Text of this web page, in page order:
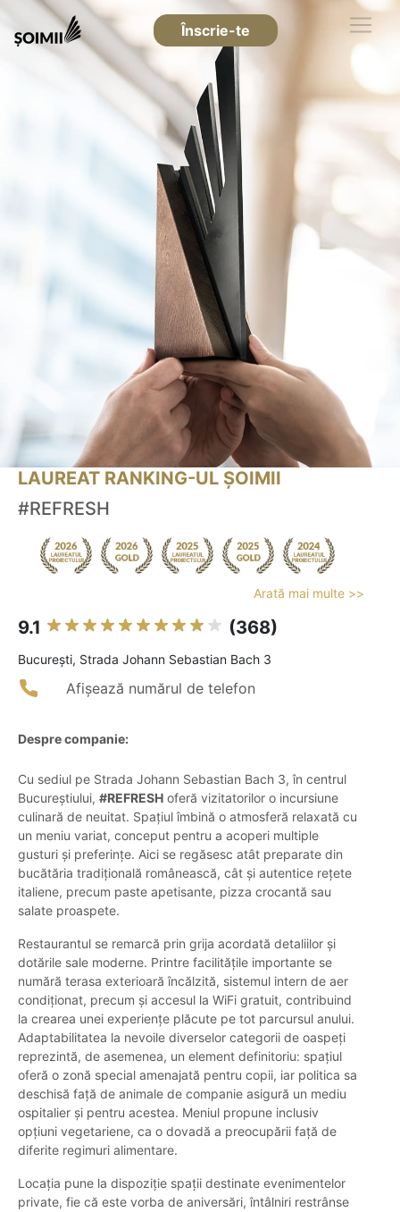
Înscrie-te
LAUREAT RANKING-UL ȘOIMII
#REFRESH
Arată mai multe >>
9.1 (368)
Bucureşti, Strada Johann Sebastian Bach 3
Afișează numărul de telefon
Despre companie:
Cu sediul pe Strada Johann Sebastian Bach 3, în centrul
Bucureștiului, #REFRESH oferă vizitatorilor o incursiune
culinară de neuitat. Spațiul îmbină o atmosferă relaxată cu
un meniu variat, conceput pentru a acoperi multiple
gusturi și preferințe. Aici se regăsesc atât preparate din
bucătăria tradițională românească, cât și autentice rețete
italiene, precum paste apetisante, pizza crocantă sau
salate proaspete.
Restaurantul se remarcă prin grija acordată detaliilor și
dotările sale moderne. Printre facilitățile importante se
numără terasa exterioară încălzită, sistemul intern de aer
condiționat, precum și accesul la WiFi gratuit, contribuind
la crearea unei experiențe plăcute pe tot parcursul anului.
Adaptabilitatea la nevoile diverselor categorii de oaspeți
reprezintă, de asemenea, un element definitoriu: spațiul
oferă o zonă special amenajată pentru copii, iar politica sa
deschisă față de animale de companie asigură un mediu
ospitalier și pentru acestea. Meniul propune inclusiv
opțiuni vegetariene, ca o dovadă a preocupării față de
diferite regimuri alimentare.
Locația pune la dispoziție spații destinate evenimentelor
private, fie că este vorba de aniversări, întâlniri restrânse